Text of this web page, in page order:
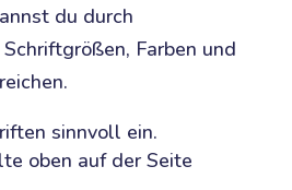
du durch
Farben und
sinnvoll ein.
oben auf der Seite